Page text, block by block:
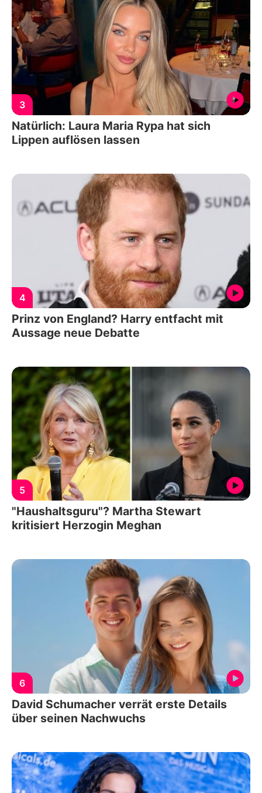
3
Natürlich: Laura Maria Rypa hat sich
Lippen auflösen lassen
4
Prinz von England? Harry entfacht mit
Aussage neue Debatte
5
"Haushaltsguru"? Martha Stewart
kritisiert Herzogin Meghan
6
David Schumacher verrät erste Details
über seinen Nachwuchs